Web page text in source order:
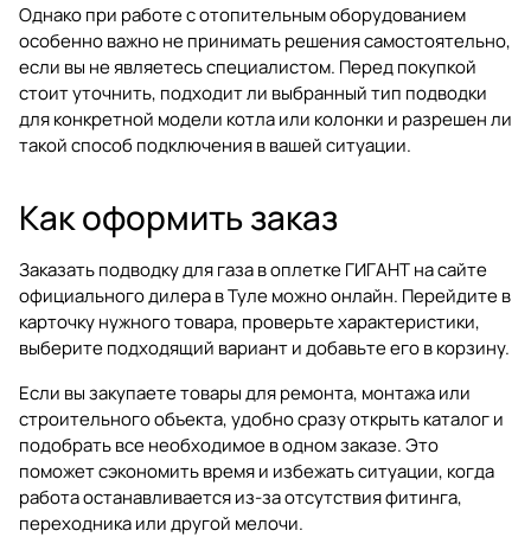
Однако при работе с отопительным оборудованием
особенно важно не принимать решения самостоятельно,
если вы не являетесь специалистом. Перед покупкой
стоит уточнить, подходит ли выбранный тип подводки
для конкретной модели котла или колонки и разрешен ли
такой способ подключения в вашей ситуации.
Как оформить заказ
Заказатьподводку для газа в оплетке ГИГАНТна сайте
официального дилера в Туле можно онлайн. Перейдите в
карточку нужного товара, проверьте характеристики,
выберите подходящий вариант и добавьте его в корзину.
Если вы закупаете товары для ремонта, монтажа или
строительного объекта, удобно сразу открытькаталоги
подобрать все необходимое в одном заказе. Это
поможет сэкономить время и избежать ситуации, когда
работа останавливается из-за отсутствия фитинга,
переходника или другой мелочи.